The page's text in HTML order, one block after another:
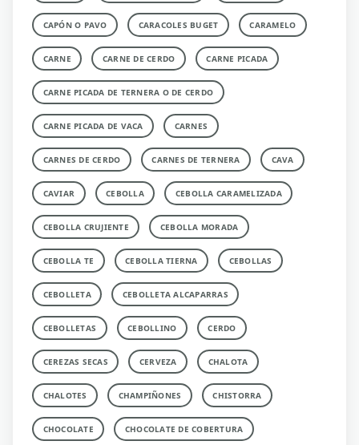
CAPÓN O PAVO CARACOLES BUGET CARAMELO
CARNE CARNE DE CERDO CARNE PICADA
CARNE PICADA DE TERNERA O DE CERDO
CARNE PICADA DE VACA CARNES
CARNES DE CERDO CARNES DE TERNERA CAVA
CAVIAR CEBOLLA CEBOLLA CARAMELIZADA
CEBOLLA CRUJIENTE CEBOLLA MORADA
CEBOLLA TE CEBOLLA TIERNA CEBOLLAS
CEBOLLETA CEBOLLETA ALCAPARRAS
CEBOLLETAS CEBOLLINO CERDO
CEREZAS SECAS CERVEZA CHALOTA
CHALOTES CHAMPIÑONES CHISTORRA
CHOCOLATE CHOCOLATE DE COBERTURA